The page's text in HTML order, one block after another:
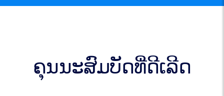
ຄຸນນະສົມບັດທີ່ດີເລີດ